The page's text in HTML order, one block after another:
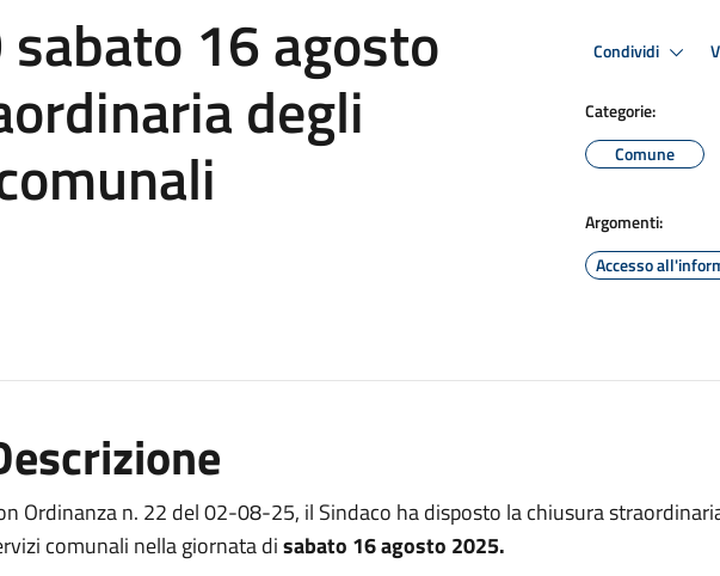
sabato 16 agosto
degli
Condividi
Categorie:
Comune
Argomenti:
Accesso
Ordinanza n. 22 del 02-08-25, il Sindaco ha disposto la chiusura
comunali nella giornata disabato 16 agosto 2025.